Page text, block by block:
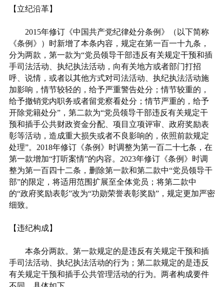
【立纪沿革】
2015年修订《中国共产党纪律处分条例》（以下简称
《条例》）时新增了本条内容，规定在第一百一十九条，
分为两款，第一款为“党员领导干部违反有关规定干预和插
手司法活动、执纪执法活动，向有关地方或者部门打招
呼、说情，或者以其他方式对司法活动、执纪执法活动施
加影响，情节较轻的，给予严重警告处分；情节较重的，
给予撤销党内职务或者留党察看处分；情节严重的，给予
开除党籍处分”，第二款为“党员领导干部违反有关规定干
预和插手公共财政资金分配、项目立项评审、政府奖励表
彰等活动，造成重大损失或者不良影响的，依照前款规定
处理”。2018年修订《条例》时调整为第一百二十七条，在
第一款增加“打听案情”的内容。2023年修订《条例》时调
整为第一百四十二条，删除第一款和第二款中“党员领导干
部”的限定，将适用范围扩展至全体党员；将第二款中
的“政府奖励表彰”改为“功勋荣誉表彰奖励”，规定更加严密
细致。
【违纪构成】
本条分两款。第一款规定的是违反有关规定干预和插
手司法活动、执纪执法活动的行为；第二款规定的是违反
有关规定干预和插手公共管理活动的行为。两者构成要件